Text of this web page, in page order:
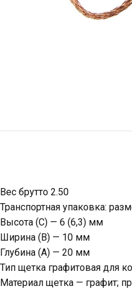
Вес брутто 2.50
Транспортная упаковка:
Высота (C) — 6 (6,3) мм
Ширина (B) — 10 мм
Глубина (A) — 20 мм
Тип щетка графитовая для
Материал щетка — графит;